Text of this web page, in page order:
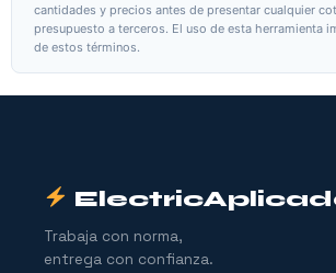
cantidades y precios antes de presentar cualquier
presupuesto a terceros. El uso de esta herramienta
de estos términos.
Trabaja con norma,
entrega con confianza.